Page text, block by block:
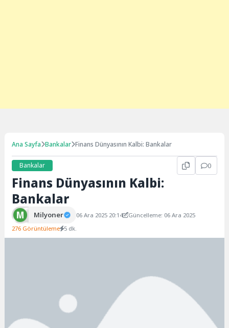
Ana Sayfa Bankalar Finans Dünyasının Kalbi: Bankalar
Bankalar 0
Finans Dünyasının Kalbi:
Bankalar
Milyoner 06 Ara 2025 20:14
Güncelleme: 06 Ara 2025
276 Görüntüleme 5 dk.